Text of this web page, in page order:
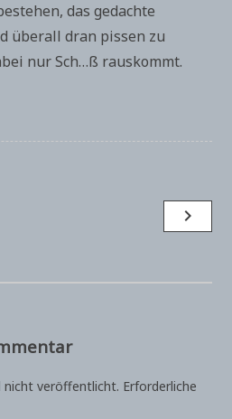
das gedachte
überall dran pissen zu
nur Sch…ß rauskommt.
navigate_next
nicht veröffentlicht. Erforderliche